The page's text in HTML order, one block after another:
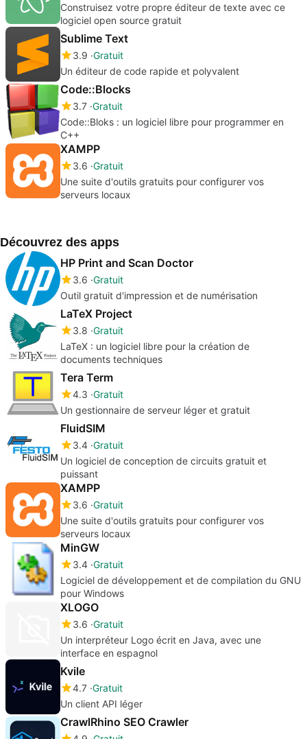
Construisez votre propre éditeur de texte avec ce
logiciel open source gratuit
Sublime Text
3.9 Gratuit
Un éditeur de code rapide et polyvalent
Code::Blocks
3.7 Gratuit
Code::Bloks : un logiciel libre pour programmer en
C++
XAMPP
3.6 Gratuit
Une suite d'outils gratuits pour configurer vos
serveurs locaux
Découvrez des apps
HP Print and Scan Doctor
3.6 Gratuit
Outil gratuit d'impression et de numérisation
LaTeX Project
3.8 Gratuit
LaTeX : un logiciel libre pour la création de
documents techniques
Tera Term
4.3 Gratuit
Un gestionnaire de serveur léger et gratuit
FluidSIM
3.4 Gratuit
Un logiciel de conception de circuits gratuit et
puissant
XAMPP
3.6 Gratuit
Une suite d'outils gratuits pour configurer vos
serveurs locaux
MinGW
3.4 Gratuit
Logiciel de développement et de compilation du GNU
pour Windows
XLOGO
3.6 Gratuit
Un interpréteur Logo écrit en Java, avec une
interface en espagnol
Kvile
4.7 Gratuit
Un client API léger
CrawlRhino SEO Crawler